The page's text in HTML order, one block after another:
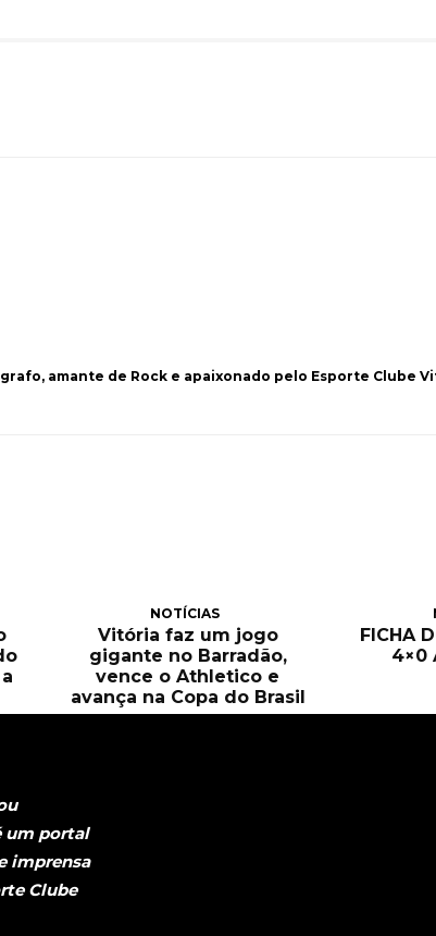
amante de Rock e apaixonado pelo Esporte Clube
NOTÍCIAS
Vitória faz um jogo
gigante no Barradão,
vence o Athletico e
avança na Copa do Brasil
FICHA
4×0
um portal
imprensa
Clube